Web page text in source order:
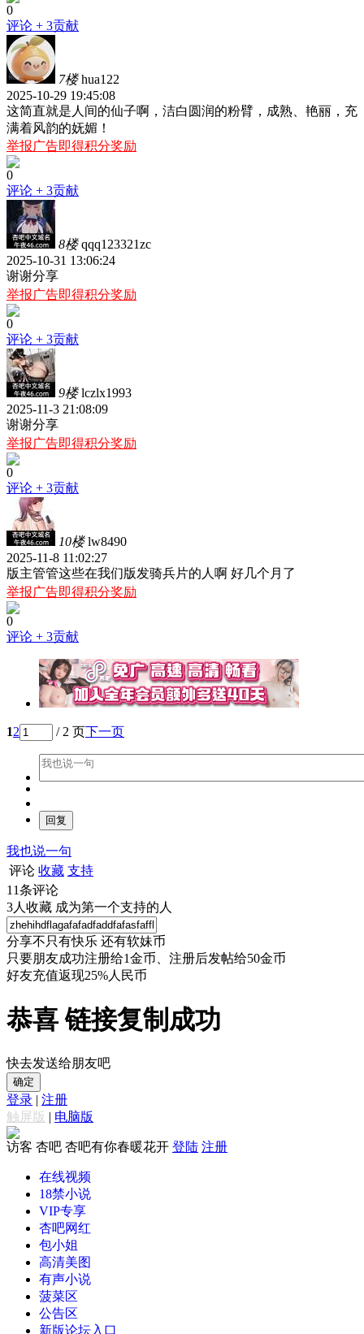
0
评论 + 3贡献
7楼 hua122
2025-10-29 19:45:08
这简直就是人间的仙子啊，洁白圆润的粉臂，成熟、艳丽，充
满着风韵的妩媚！
举报广告即得积分奖励
0
评论 + 3贡献
8楼 qqq123321zc
2025-10-31 13:06:24
谢谢分享
举报广告即得积分奖励
0
评论 + 3贡献
9楼 lczlx1993
2025-11-3 21:08:09
谢谢分享
举报广告即得积分奖励
0
评论 + 3贡献
10楼 lw8490
2025-11-8 11:02:27
版主管管这些在我们版发骑兵片的人啊 好几个月了
举报广告即得积分奖励
0
评论 + 3贡献
12 / 2 页下一页
我也说一句
评论 收藏 支持
11条评论
3人收藏 成为第一个支持的人
分享不只有快乐 还有软妹币
只要朋友成功注册给1金币、注册后发帖给50金币
好友充值返现25%人民币
恭喜 链接复制成功
快去发送给朋友吧
确定
登录 | 注册
触屏版 | 电脑版
访客 杏吧 杏吧有你春暖花开 登陆 注册
在线视频
18禁小说
VIP专享
杏吧网红
包小姐
高清美图
有声小说
菠菜区
公告区
新版论坛入口